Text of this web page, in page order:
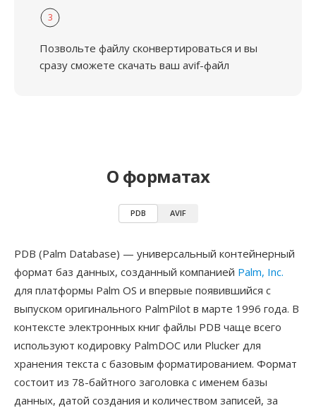
3
Позвольте файлу сконвертироваться и вы
сразу сможете скачать ваш avif-файл
О форматах
PDB AVIF
PDB (Palm Database) — универсальный контейнерный
формат баз данных, созданный компанией Palm, Inc.
для платформы Palm OS и впервые появившийся с
выпуском оригинального PalmPilot в марте 1996 года. В
контексте электронных книг файлы PDB чаще всего
используют кодировку PalmDOC или Plucker для
хранения текста с базовым форматированием. Формат
состоит из 78-байтного заголовка с именем базы
данных, датой создания и количеством записей, за